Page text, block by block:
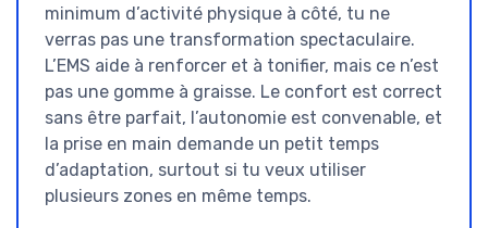
minimum d’activité physique à côté, tu ne
verras pas une transformation spectaculaire.
L’EMS aide à renforcer et à tonifier, mais ce n’est
pas une gomme à graisse. Le confort est correct
sans être parfait, l’autonomie est convenable, et
la prise en main demande un petit temps
d’adaptation, surtout si tu veux utiliser
plusieurs zones en même temps.